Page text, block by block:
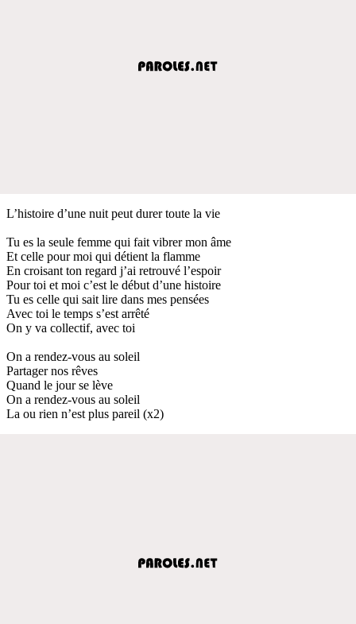
L’histoire d’une nuit peut durer toute la vie
Tu es la seule femme qui fait vibrer mon âme
Et celle pour moi qui détient la flamme
En croisant ton regard j’ai retrouvé l’espoir
Pour toi et moi c’est le début d’une histoire
Tu es celle qui sait lire dans mes pensées
Avec toi le temps s’est arrêté
On y va collectif, avec toi
On a rendez-vous au soleil
Partager nos rêves
Quand le jour se lève
On a rendez-vous au soleil
La ou rien n’est plus pareil (x2)